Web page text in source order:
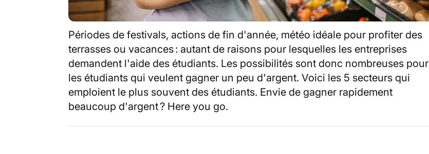
Périodes de festivals, actions de fin d'année, météo idéale pour profiter des
terrasses ou vacances : autant de raisons pour lesquelles les entreprises
demandent l'aide des étudiants. Les possibilités sont donc nombreuses pour
les étudiants qui veulent gagner un peu d'argent. Voici les 5 secteurs qui
emploient le plus souvent des étudiants. Envie de gagner rapidement
beaucoup d'argent ? Here you go.